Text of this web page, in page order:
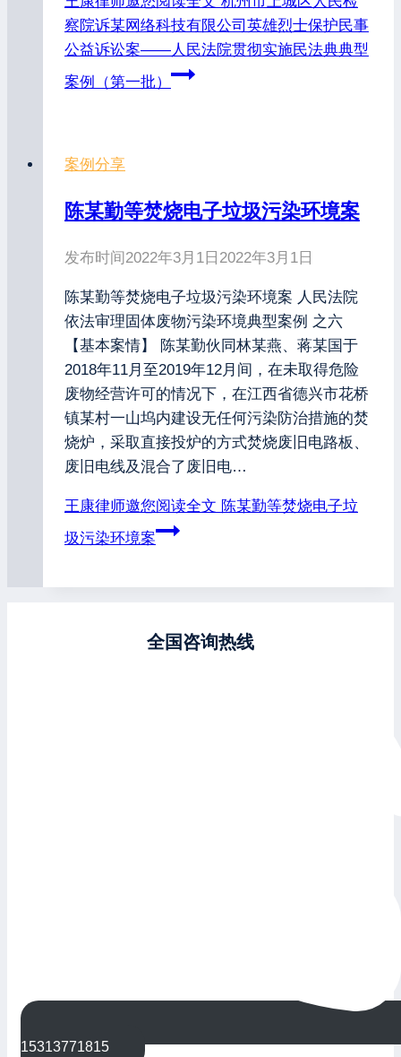
察院诉某网络科技有限公司英雄烈士保护民事
公益诉讼案——人民法院贯彻实施民法典典型
案例（第一批）
案例分享
陈某勤等焚烧电子垃圾污染环境案
发布时间2022年3月1日 2022年3月1日
陈某勤等焚烧电子垃圾污染环境案 人民法院
依法审理固体废物污染环境典型案例 之六
【基本案情】 陈某勤伙同林某燕、蒋某国于
2018年11月至2019年12月间，在未取得危险
废物经营许可的情况下，在江西省德兴市花桥
镇某村一山坞内建设无任何污染防治措施的焚
烧炉，采取直接投炉的方式焚烧废旧电路板、
废旧电线及混合了废旧电…
王康律师邀您阅读全文 陈某勤等焚烧电子垃
圾污染环境案
全国咨询热线
15313771815